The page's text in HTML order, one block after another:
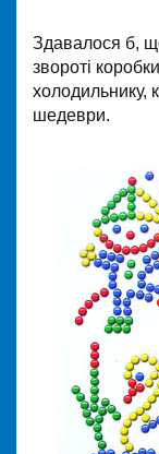
Здавалося б,
звороті
холодильнику,
шедеври.